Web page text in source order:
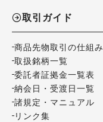
取引ガイド
商品先物取引の仕組み
取扱銘柄一覧
委託者証拠金一覧表
納会日・受渡日一覧
諸規定・マニュアル
リンク集